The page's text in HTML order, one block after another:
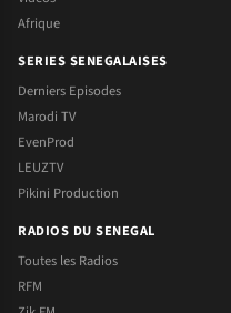
Afrique
SERIES SENEGALAISES
Derniers Episodes
Marodi TV
EvenProd
LEUZTV
Pikini Production
RADIOS DU SENEGAL
Toutes les Radios
RFM